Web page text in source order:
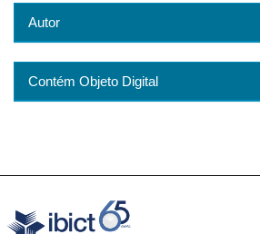
Autor
Contém Objeto Digital